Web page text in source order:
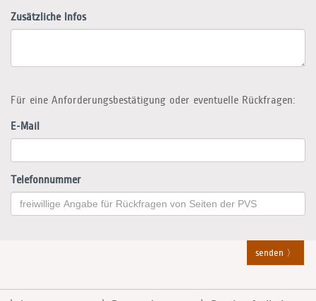
Zusätzliche Infos
Für eine Anforderungsbestätigung oder eventuelle Rückfragen:
E-Mail
Telefonnummer
senden